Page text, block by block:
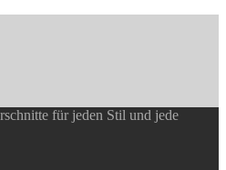
für jeden Stil und jede